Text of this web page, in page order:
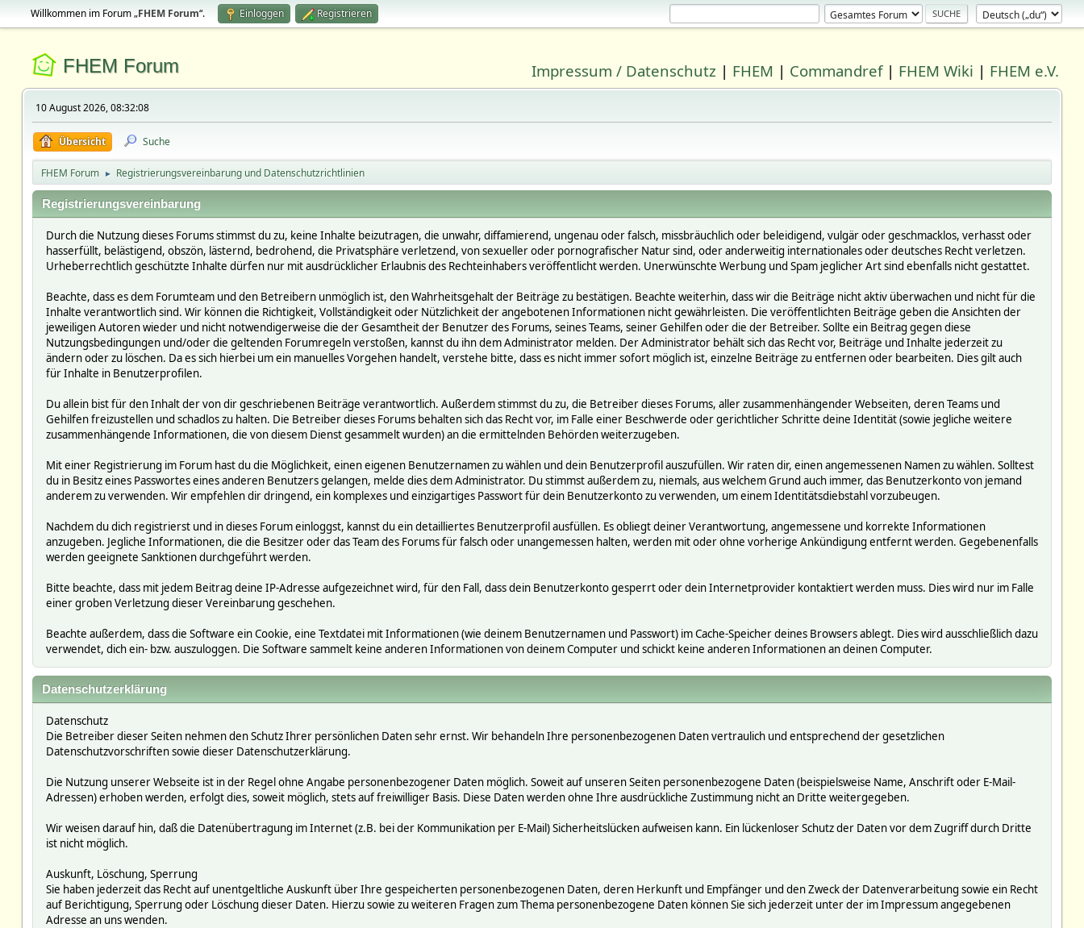
Willkommen im Forum „FHEM Forum“. Einloggen Registrieren
FHEM Forum Impressum / Datenschutz | FHEM | Commandref| FHEM Wiki | FHEM e.V.
10 August 2026, 08:32:08
Übersicht Suche
FHEM Forum ► Registrierungsvereinbarung und Datenschutzrichtlinien
Registrierungsvereinbarung
Durch die Nutzung dieses Forums stimmst du zu, keine Inhalte beizutragen, die unwahr, diffamierend, ungenau oder falsch, missbräuchlich oder beleidigend, vulgär oder geschmacklos, verhasst oder
hasserfüllt, belästigend, obszön, lästernd, bedrohend, die Privatsphäre verletzend, von sexueller oder pornografischer Natur sind, oder anderweitig internationales oder deutsches Recht verletzen.
Urheberrechtlich geschützte Inhalte dürfen nur mit ausdrücklicher Erlaubnis des Rechteinhabers veröffentlicht werden. Unerwünschte Werbung und Spam jeglicher Art sind ebenfalls nicht gestattet.
Beachte, dass es dem Forumteam und den Betreibern unmöglich ist, den Wahrheitsgehalt der Beiträge zu bestätigen. Beachte weiterhin, dass wir die Beiträge nicht aktiv überwachen und nicht für die
Inhalte verantwortlich sind. Wir können die Richtigkeit, Vollständigkeit oder Nützlichkeit der angebotenen Informationen nicht gewährleisten. Die veröffentlichten Beiträge geben die Ansichten der
jeweiligen Autoren wieder und nicht notwendigerweise die der Gesamtheit der Benutzer des Forums, seines Teams, seiner Gehilfen oder die der Betreiber. Sollte ein Beitrag gegen diese
Nutzungsbedingungen und/oder die geltenden Forumregeln verstoßen, kannst du ihn dem Administrator melden. Der Administrator behält sich das Recht vor, Beiträge und Inhalte jederzeit zu
ändern oder zu löschen. Da es sich hierbei um ein manuelles Vorgehen handelt, verstehe bitte, dass es nicht immer sofort möglich ist, einzelne Beiträge zu entfernen oder bearbeiten. Dies gilt auch
für Inhalte in Benutzerprofilen.
Du allein bist für den Inhalt der von dir geschriebenen Beiträge verantwortlich. Außerdem stimmst du zu, die Betreiber dieses Forums, aller zusammenhängender Webseiten, deren Teams und
Gehilfen freizustellen und schadlos zu halten. Die Betreiber dieses Forums behalten sich das Recht vor, im Falle einer Beschwerde oder gerichtlicher Schritte deine Identität (sowie jegliche weitere
zusammenhängende Informationen, die von diesem Dienst gesammelt wurden) an die ermittelnden Behörden weiterzugeben.
Mit einer Registrierung im Forum hast du die Möglichkeit, einen eigenen Benutzernamen zu wählen und dein Benutzerprofil auszufüllen. Wir raten dir, einen angemessenen Namen zu wählen. Solltest
du in Besitz eines Passwortes eines anderen Benutzers gelangen, melde dies dem Administrator. Du stimmst außerdem zu, niemals, aus welchem Grund auch immer, das Benutzerkonto von jemand
anderem zu verwenden. Wir empfehlen dir dringend, ein komplexes und einzigartiges Passwort für dein Benutzerkonto zu verwenden, um einem Identitätsdiebstahl vorzubeugen.
Nachdem du dich registrierst und in dieses Forum einloggst, kannst du ein detailliertes Benutzerprofil ausfüllen. Es obliegt deiner Verantwortung, angemessene und korrekte Informationen
anzugeben. Jegliche Informationen, die die Besitzer oder das Team des Forums für falsch oder unangemessen halten, werden mit oder ohne vorherige Ankündigung entfernt werden. Gegebenenfalls
werden geeignete Sanktionen durchgeführt werden.
Bitte beachte, dass mit jedem Beitrag deine IP-Adresse aufgezeichnet wird, für den Fall, dass dein Benutzerkonto gesperrt oder dein Internetprovider kontaktiert werden muss. Dies wird nur im Falle
einer groben Verletzung dieser Vereinbarung geschehen.
Beachte außerdem, dass die Software ein Cookie, eine Textdatei mit Informationen (wie deinem Benutzernamen und Passwort) im Cache-Speicher deines Browsers ablegt. Dies wird ausschließlich dazu
verwendet, dich ein- bzw. auszuloggen. Die Software sammelt keine anderen Informationen von deinem Computer und schickt keine anderen Informationen an deinen Computer.
Datenschutzerklärung
Datenschutz
Die Betreiber dieser Seiten nehmen den Schutz Ihrer persönlichen Daten sehr ernst. Wir behandeln Ihre personenbezogenen Daten vertraulich und entsprechend der gesetzlichen
Datenschutzvorschriften sowie dieser Datenschutzerklärung.
Die Nutzung unserer Webseite ist in der Regel ohne Angabe personenbezogener Daten möglich. Soweit auf unseren Seiten personenbezogene Daten (beispielsweise Name, Anschrift oder E-Mail-
Adressen) erhoben werden, erfolgt dies, soweit möglich, stets auf freiwilliger Basis. Diese Daten werden ohne Ihre ausdrückliche Zustimmung nicht an Dritte weitergegeben.
Wir weisen darauf hin, daß die Datenübertragung im Internet (z.B. bei der Kommunikation per E-Mail) Sicherheitslücken aufweisen kann. Ein lückenloser Schutz der Daten vor dem Zugriff durch Dritte
ist nicht möglich.
Auskunft, Löschung, Sperrung
Sie haben jederzeit das Recht auf unentgeltliche Auskunft über Ihre gespeicherten personenbezogenen Daten, deren Herkunft und Empfänger und den Zweck der Datenverarbeitung sowie ein Recht
auf Berichtigung, Sperrung oder Löschung dieser Daten. Hierzu sowie zu weiteren Fragen zum Thema personenbezogene Daten können Sie sich jederzeit unter der im Impressum angegebenen
Adresse an uns wenden.